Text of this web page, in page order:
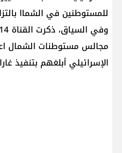
للمستوطنين في الشماا
مجالس مستوطنات الشمال
الإسرائيلي أبلغهم بتنفيذ